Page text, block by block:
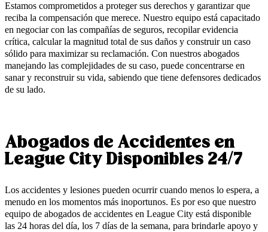
Estamos comprometidos a proteger sus derechos y garantizar que
reciba la compensación que merece. Nuestro equipo está capacitado
en negociar con las compañías de seguros, recopilar evidencia
crítica, calcular la magnitud total de sus daños y construir un caso
sólido para maximizar su reclamación. Con nuestros abogados
manejando las complejidades de su caso, puede concentrarse en
sanar y reconstruir su vida, sabiendo que tiene defensores dedicados
de su lado.
Abogados de Accidentes en
League City Disponibles 24/7
Los accidentes y lesiones pueden ocurrir cuando menos lo espera, a
menudo en los momentos más inoportunos. Es por eso que nuestro
equipo de abogados de accidentes en League City está disponible
las 24 horas del día, los 7 días de la semana, para brindarle apoyo y